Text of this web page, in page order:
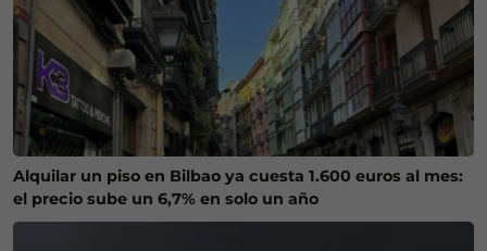
Alquilar un piso en Bilbao ya cuesta 1.600 euros al mes:
el precio sube un 6,7% en solo un año